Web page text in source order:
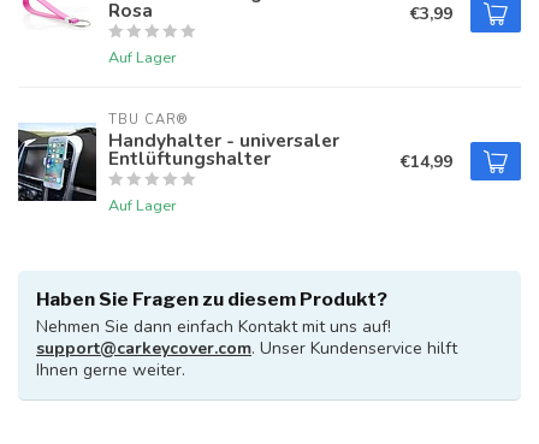
Rosa
Auf Lager
€3,99
TBU CAR®
Handyhalter - universaler
Entlüftungshalter
Auf Lager
€14,99
Haben Sie Fragen zu diesem Produkt?
Nehmen Sie dann einfach Kontakt mit uns auf!
support@carkeycover.com. Unser Kundenservice hilft
Ihnen gerne weiter.